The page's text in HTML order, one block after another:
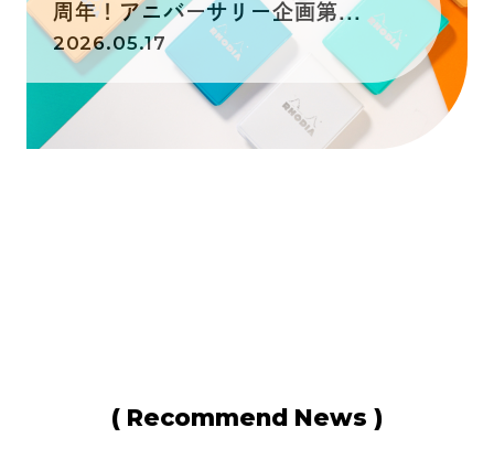
( Recommend News )
周年！アニバーサリー企画第...
2026.05.17